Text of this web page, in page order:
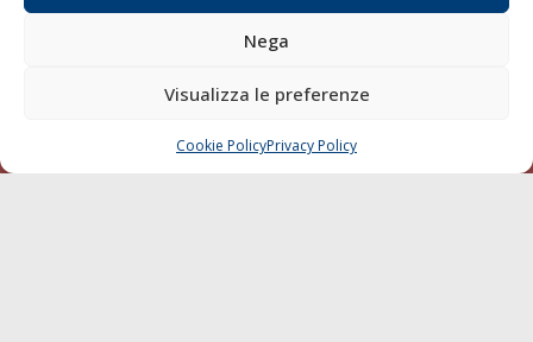
Nega
Visualizza le preferenze
Cookie PolicyPrivacy Policy
Diporto
Contatti
CHIAMA SCRIVI